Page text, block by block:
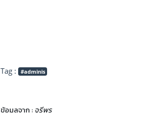
Tag : #adminis
ข้อมูลจาก :จุรีพร